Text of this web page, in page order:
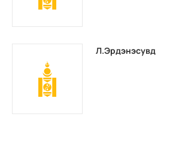
Л.Эрдэнэсувд